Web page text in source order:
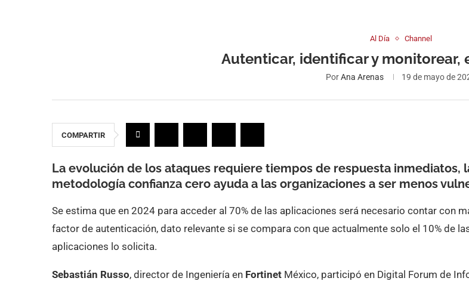
Al Día Channel
Autenticar, identificar y monitorear,
PorAna Arenas 19 de mayo de
COMPARTIR
La evolución de los ataques requiere tiempos de respuesta inmediatos,
metodología confianza cero ayuda a las organizaciones a ser menos
Se estima que en 2024 para acceder al 70% de las aplicaciones será necesario contar con
factor de autenticación, dato relevante si se compara con que actualmente solo el 10% de
aplicaciones lo solicita.
Sebastián Russo, director de Ingeniería en Fortinet México, participó en Digital Forum de